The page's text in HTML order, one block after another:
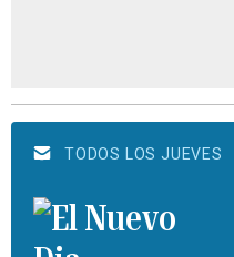
TODOS LOS JUEVES